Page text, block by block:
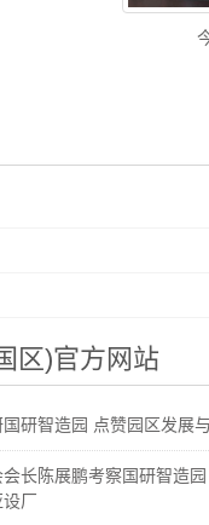
区)官方网站
研智造园 点赞园区发展
长陈展鹏考察国研智造
厂